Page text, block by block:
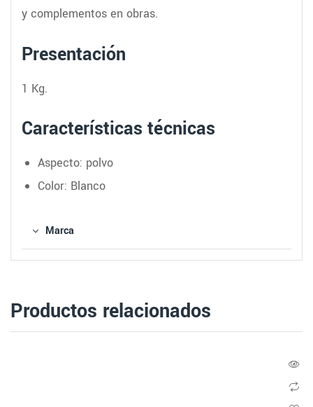
y complementos en obras.
Presentación
1 Kg.
Características técnicas
Aspecto: polvo
Color: Blanco
Marca
Productos relacionados